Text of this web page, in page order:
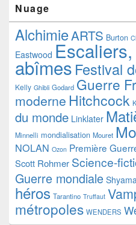
Nuage
AlchimieARTS Burton
Eastwood
abîmesFestival
Kelly Ghibli Godard Guerre
moderne Hitchcock
du monde Linklater
Minnelli mondialisation Mouret
NOLAN Ozon Première
Scott Rohmer Science-
Guerre mondiale
héros Tarantino Truffaut
métropoles WENDERS